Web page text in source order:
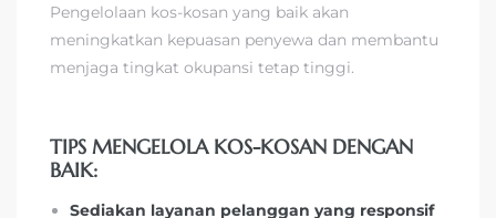
Pengelolaan kos-kosan yang baik akan
meningkatkan kepuasan penyewa dan membantu
menjaga tingkat okupansi tetap tinggi.
TIPS MENGELOLA KOS-KOSAN DENGAN
BAIK:
Sediakan layanan pelanggan yang responsif